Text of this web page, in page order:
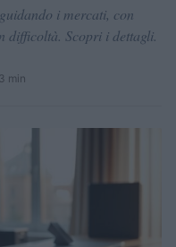
i mercati, con
difficoltà. Scopri i dettagli.
min